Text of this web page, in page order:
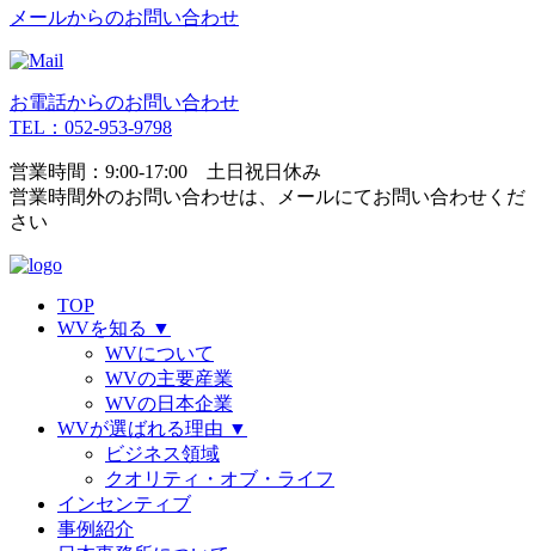
メールからのお問い合わせ
お電話からのお問い合わせ
TEL：052-953-9798
営業時間：9:00-17:00 土日祝日休み
営業時間外のお問い合わせは、
メールにてお問い合わせくだ
さい
TOP
WVを知る ▼
WVについて
WVの主要産業
WVの日本企業
WVが選ばれる理由 ▼
ビジネス領域
クオリティ・オブ・ライフ
インセンティブ
事例紹介